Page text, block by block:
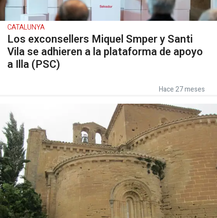
CATALUNYA
Los exconsellers Miquel Smper y Santi
Vila se adhieren a la plataforma de apoyo
a Illa (PSC)
Hace 27 meses